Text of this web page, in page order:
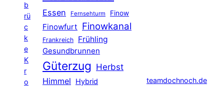
b
rü
c
k
e
K
r
o
Essen Fernsehturm Finow
Finowfurt Finowkanal
Frankreich Frühling
Gesundbrunnen
Güterzug Herbst
Himmel
Hybrid teamdochnoch.de